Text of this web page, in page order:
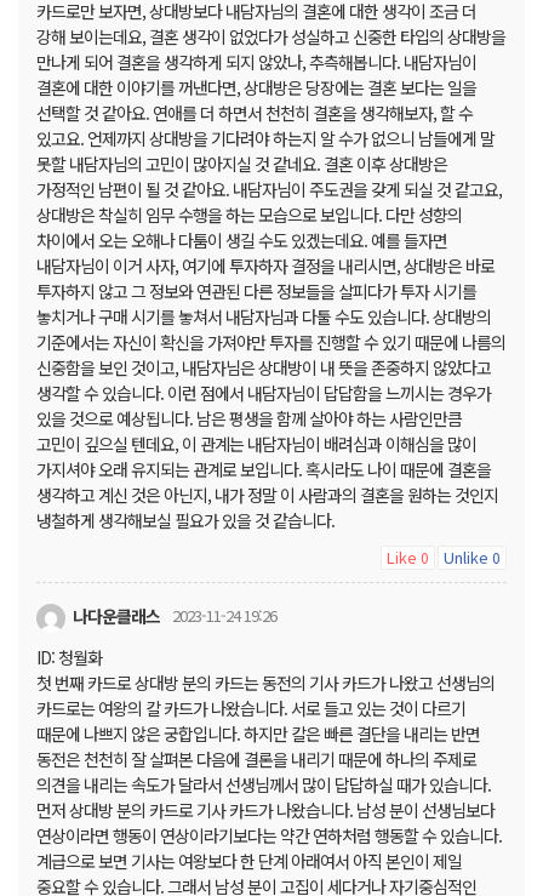
카드로만 보자면, 상대방보다 내담자님의 결혼에 대한 생각이 조금 더
강해 보이는데요, 결혼 생각이 없었다가 성실하고 신중한 타입의 상대방을
만나게 되어 결혼을 생각하게 되지 않았나, 추측해봅니다. 내담자님이
결혼에 대한 이야기를 꺼낸다면, 상대방은 당장에는 결혼 보다는 일을
선택할 것 같아요. 연애를 더 하면서 천천히 결혼을 생각해보자, 할 수
있고요. 언제까지 상대방을 기다려야 하는지 알 수가 없으니 남들에게 말
못할 내담자님의 고민이 많아지실 것 같네요. 결혼 이후 상대방은
가정적인 남편이 될 것 같아요. 내담자님이 주도권을 갖게 되실 것 같고요,
상대방은 착실히 임무 수행을 하는 모습으로 보입니다. 다만 성향의
차이에서 오는 오해나 다툼이 생길 수도 있겠는데요. 예를 들자면
내담자님이 이거 사자, 여기에 투자하자 결정을 내리시면, 상대방은 바로
투자하지 않고 그 정보와 연관된 다른 정보들을 살피다가 투자 시기를
놓치거나 구매 시기를 놓쳐서 내담자님과 다툴 수도 있습니다. 상대방의
기준에서는 자신이 확신을 가져야만 투자를 진행할 수 있기 때문에 나름의
신중함을 보인 것이고, 내담자님은 상대방이 내 뜻을 존중하지 않았다고
생각할 수 있습니다. 이런 점에서 내담자님이 답답함을 느끼시는 경우가
있을 것으로 예상됩니다. 남은 평생을 함께 살아야 하는 사람인만큼
고민이 깊으실 텐데요, 이 관계는 내담자님이 배려심과 이해심을 많이
가지셔야 오래 유지되는 관계로 보입니다. 혹시라도 나이 때문에 결혼을
생각하고 계신 것은 아닌지, 내가 정말 이 사람과의 결혼을 원하는 것인지
냉철하게 생각해보실 필요가 있을 것 같습니다.
Like 0 Unlike 0
나다운클래스 2023-11-24 19:26
ID: 청월화
첫 번째 카드로 상대방 분의 카드는 동전의 기사 카드가 나왔고 선생님의
카드로는 여왕의 칼 카드가 나왔습니다. 서로 들고 있는 것이 다르기
때문에 나쁘지 않은 궁합입니다. 하지만 칼은 빠른 결단을 내리는 반면
동전은 천천히 잘 살펴본 다음에 결론을 내리기 때문에 하나의 주제로
의견을 내리는 속도가 달라서 선생님께서 많이 답답하실 때가 있습니다.
먼저 상대방 분의 카드로 기사 카드가 나왔습니다. 남성 분이 선생님보다
연상이라면 행동이 연상이라기보다는 약간 연하처럼 행동할 수 있습니다.
계급으로 보면 기사는 여왕보다 한 단계 아래여서 아직 본인이 제일
중요할 수 있습니다. 그래서 남성 분이 고집이 세다거나 자기중심적인